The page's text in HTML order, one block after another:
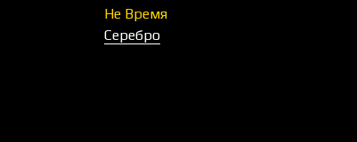
Не Время
Серебро